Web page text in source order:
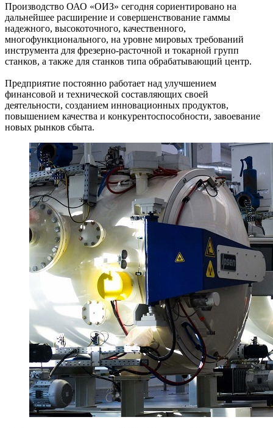
Производство ОАО «ОИЗ» сегодня сориентировано на
дальнейшее расширение и совершенствование гаммы
надежного, высокоточного, качественного,
многофункционального, на уровне мировых требований
инструмента для фрезерно-расточной и токарной групп
станков, а также для станков типа обрабатывающий центр.
Предприятие постоянно работает над улучшением
финансовой и технической составляющих своей
деятельности, созданием инновационных продуктов,
повышением качества и конкурентоспособности, завоевание
новых рынков сбыта.